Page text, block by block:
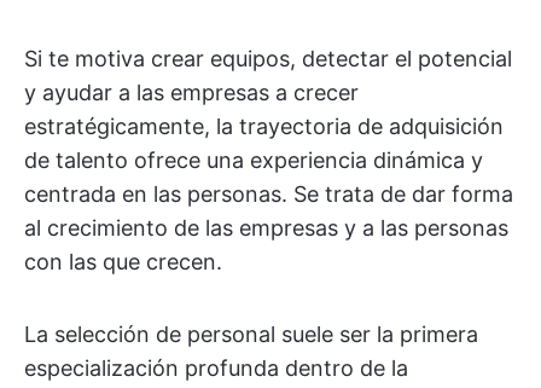
Si te motiva crear equipos, detectar el potencial
y ayudar a las empresas a crecer
estratégicamente, la trayectoria de adquisición
de talento ofrece una experiencia dinámica y
centrada en las personas. Se trata de dar forma
al crecimiento de las empresas y a las personas
con las que crecen.
La selección de personal suele ser la primera
especialización profunda dentro de la